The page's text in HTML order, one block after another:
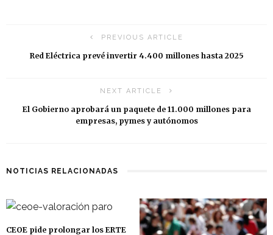
PREVIOUS ARTICLE
Red Eléctrica prevé invertir 4.400 millones hasta 2025
NEXT ARTICLE
El Gobierno aprobará un paquete de 11.000 millones para
empresas, pymes y autónomos
NOTICIAS RELACIONADAS
CEOE pide prolongar los ERTE